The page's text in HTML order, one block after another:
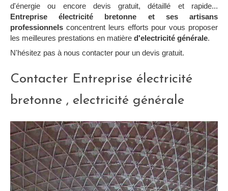
d'énergie ou encore devis gratuit, détaillé et rapide...
Entreprise électricité bretonne et ses artisans
professionnels concentrent leurs efforts pour vous proposer
les meilleures prestations en matière d'electricité générale.
N'hésitez pas à nous contacter pour un devis gratuit.
Contacter Entreprise électricité
bretonne , electricité générale